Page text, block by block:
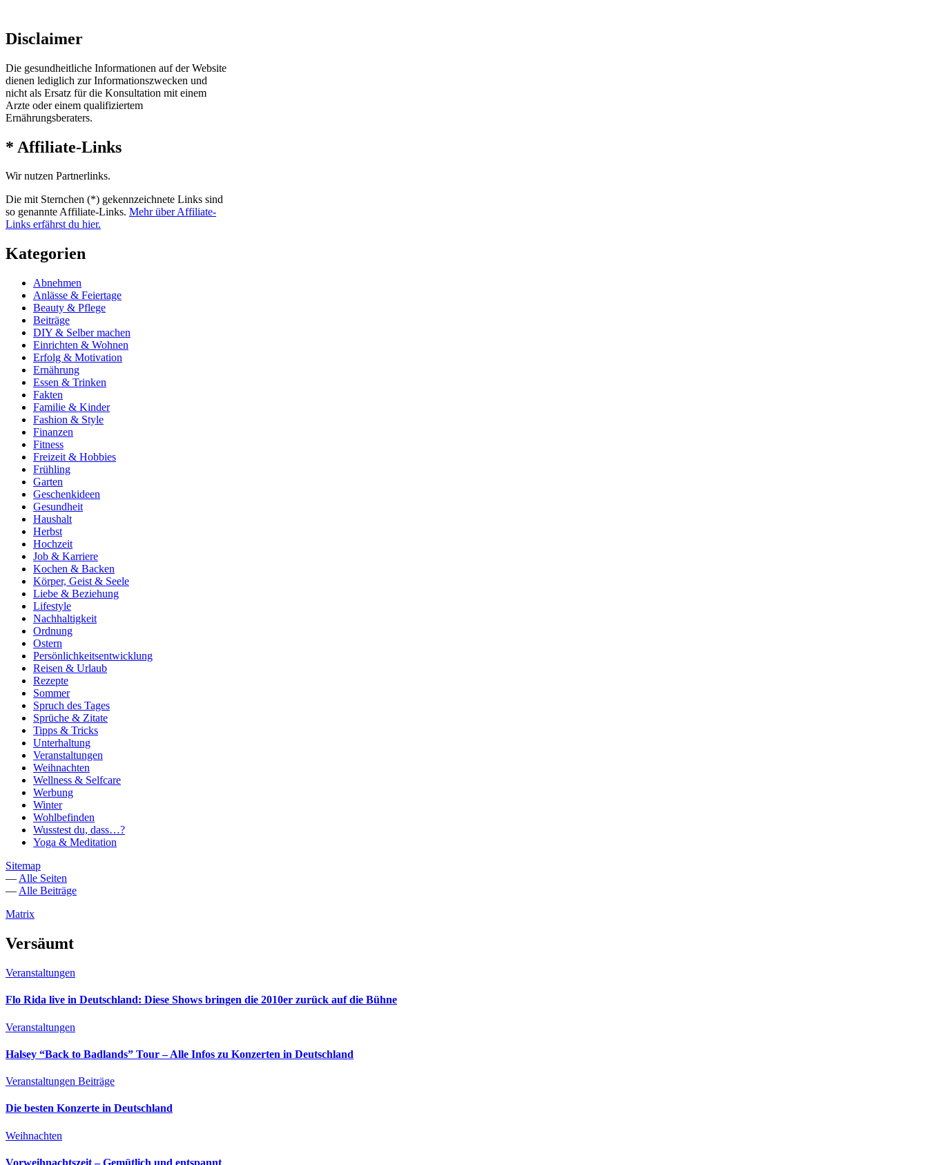
Disclaimer
Die gesundheitliche Informationen auf der Website
dienen lediglich zur Informationszwecken und
nicht als Ersatz für die Konsultation mit einem
Arzte oder einem qualifiziertem
Ernährungsberaters.
* Affiliate-Links
Wir nutzen Partnerlinks.
Die mit Sternchen (*) gekennzeichnete Links sind
so genannte Affiliate-Links. Mehr über Affiliate-
Links erfährst du hier.
Kategorien
Abnehmen
Anlässe & Feiertage
Beauty & Pflege
Beiträge
DIY & Selber machen
Einrichten & Wohnen
Erfolg & Motivation
Ernährung
Essen & Trinken
Fakten
Familie & Kinder
Fashion & Style
Finanzen
Fitness
Freizeit & Hobbies
Frühling
Garten
Geschenkideen
Gesundheit
Haushalt
Herbst
Hochzeit
Job & Karriere
Kochen & Backen
Körper, Geist & Seele
Liebe & Beziehung
Lifestyle
Nachhaltigkeit
Ordnung
Ostern
Persönlichkeitsentwicklung
Reisen & Urlaub
Rezepte
Sommer
Spruch des Tages
Sprüche & Zitate
Tipps & Tricks
Unterhaltung
Veranstaltungen
Weihnachten
Wellness & Selfcare
Werbung
Winter
Wohlbefinden
Wusstest du, dass…?
Yoga & Meditation
Sitemap
— Alle Seiten
— Alle Beiträge
Matrix
Versäumt
Veranstaltungen
Flo Rida live in Deutschland: Diese Shows bringen die 2010er zurück auf die Bühne
Veranstaltungen
Halsey “Back to Badlands” Tour – Alle Infos zu Konzerten in Deutschland
Veranstaltungen Beiträge
Die besten Konzerte in Deutschland
Weihnachten
Vorweihnachtszeit – Gemütlich und entspannt